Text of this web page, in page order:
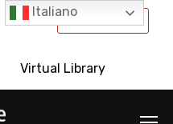
International
Virtual Library
Italiano